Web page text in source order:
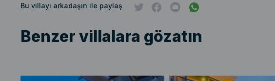
Bu villayı arkadaşın ile paylaş
Benzer villalara gözatın